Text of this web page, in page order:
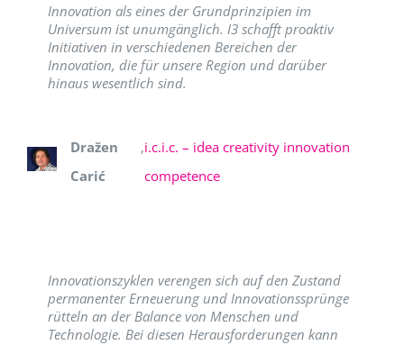
Innovation als eines der Grundprinzipien im
Universum ist unumgänglich. I3 schafft proaktiv
Initiativen in verschiedenen Bereichen der
Innovation, die für unsere Region und darüber
hinaus wesentlich sind.
Dražen
Carić
,i.c.i.c. – idea creativity innovation
competence
Innovationszyklen verengen sich auf den Zustand
permanenter Erneuerung und Innovationssprünge
rütteln an der Balance von Menschen und
Technologie. Bei diesen Herausforderungen kann